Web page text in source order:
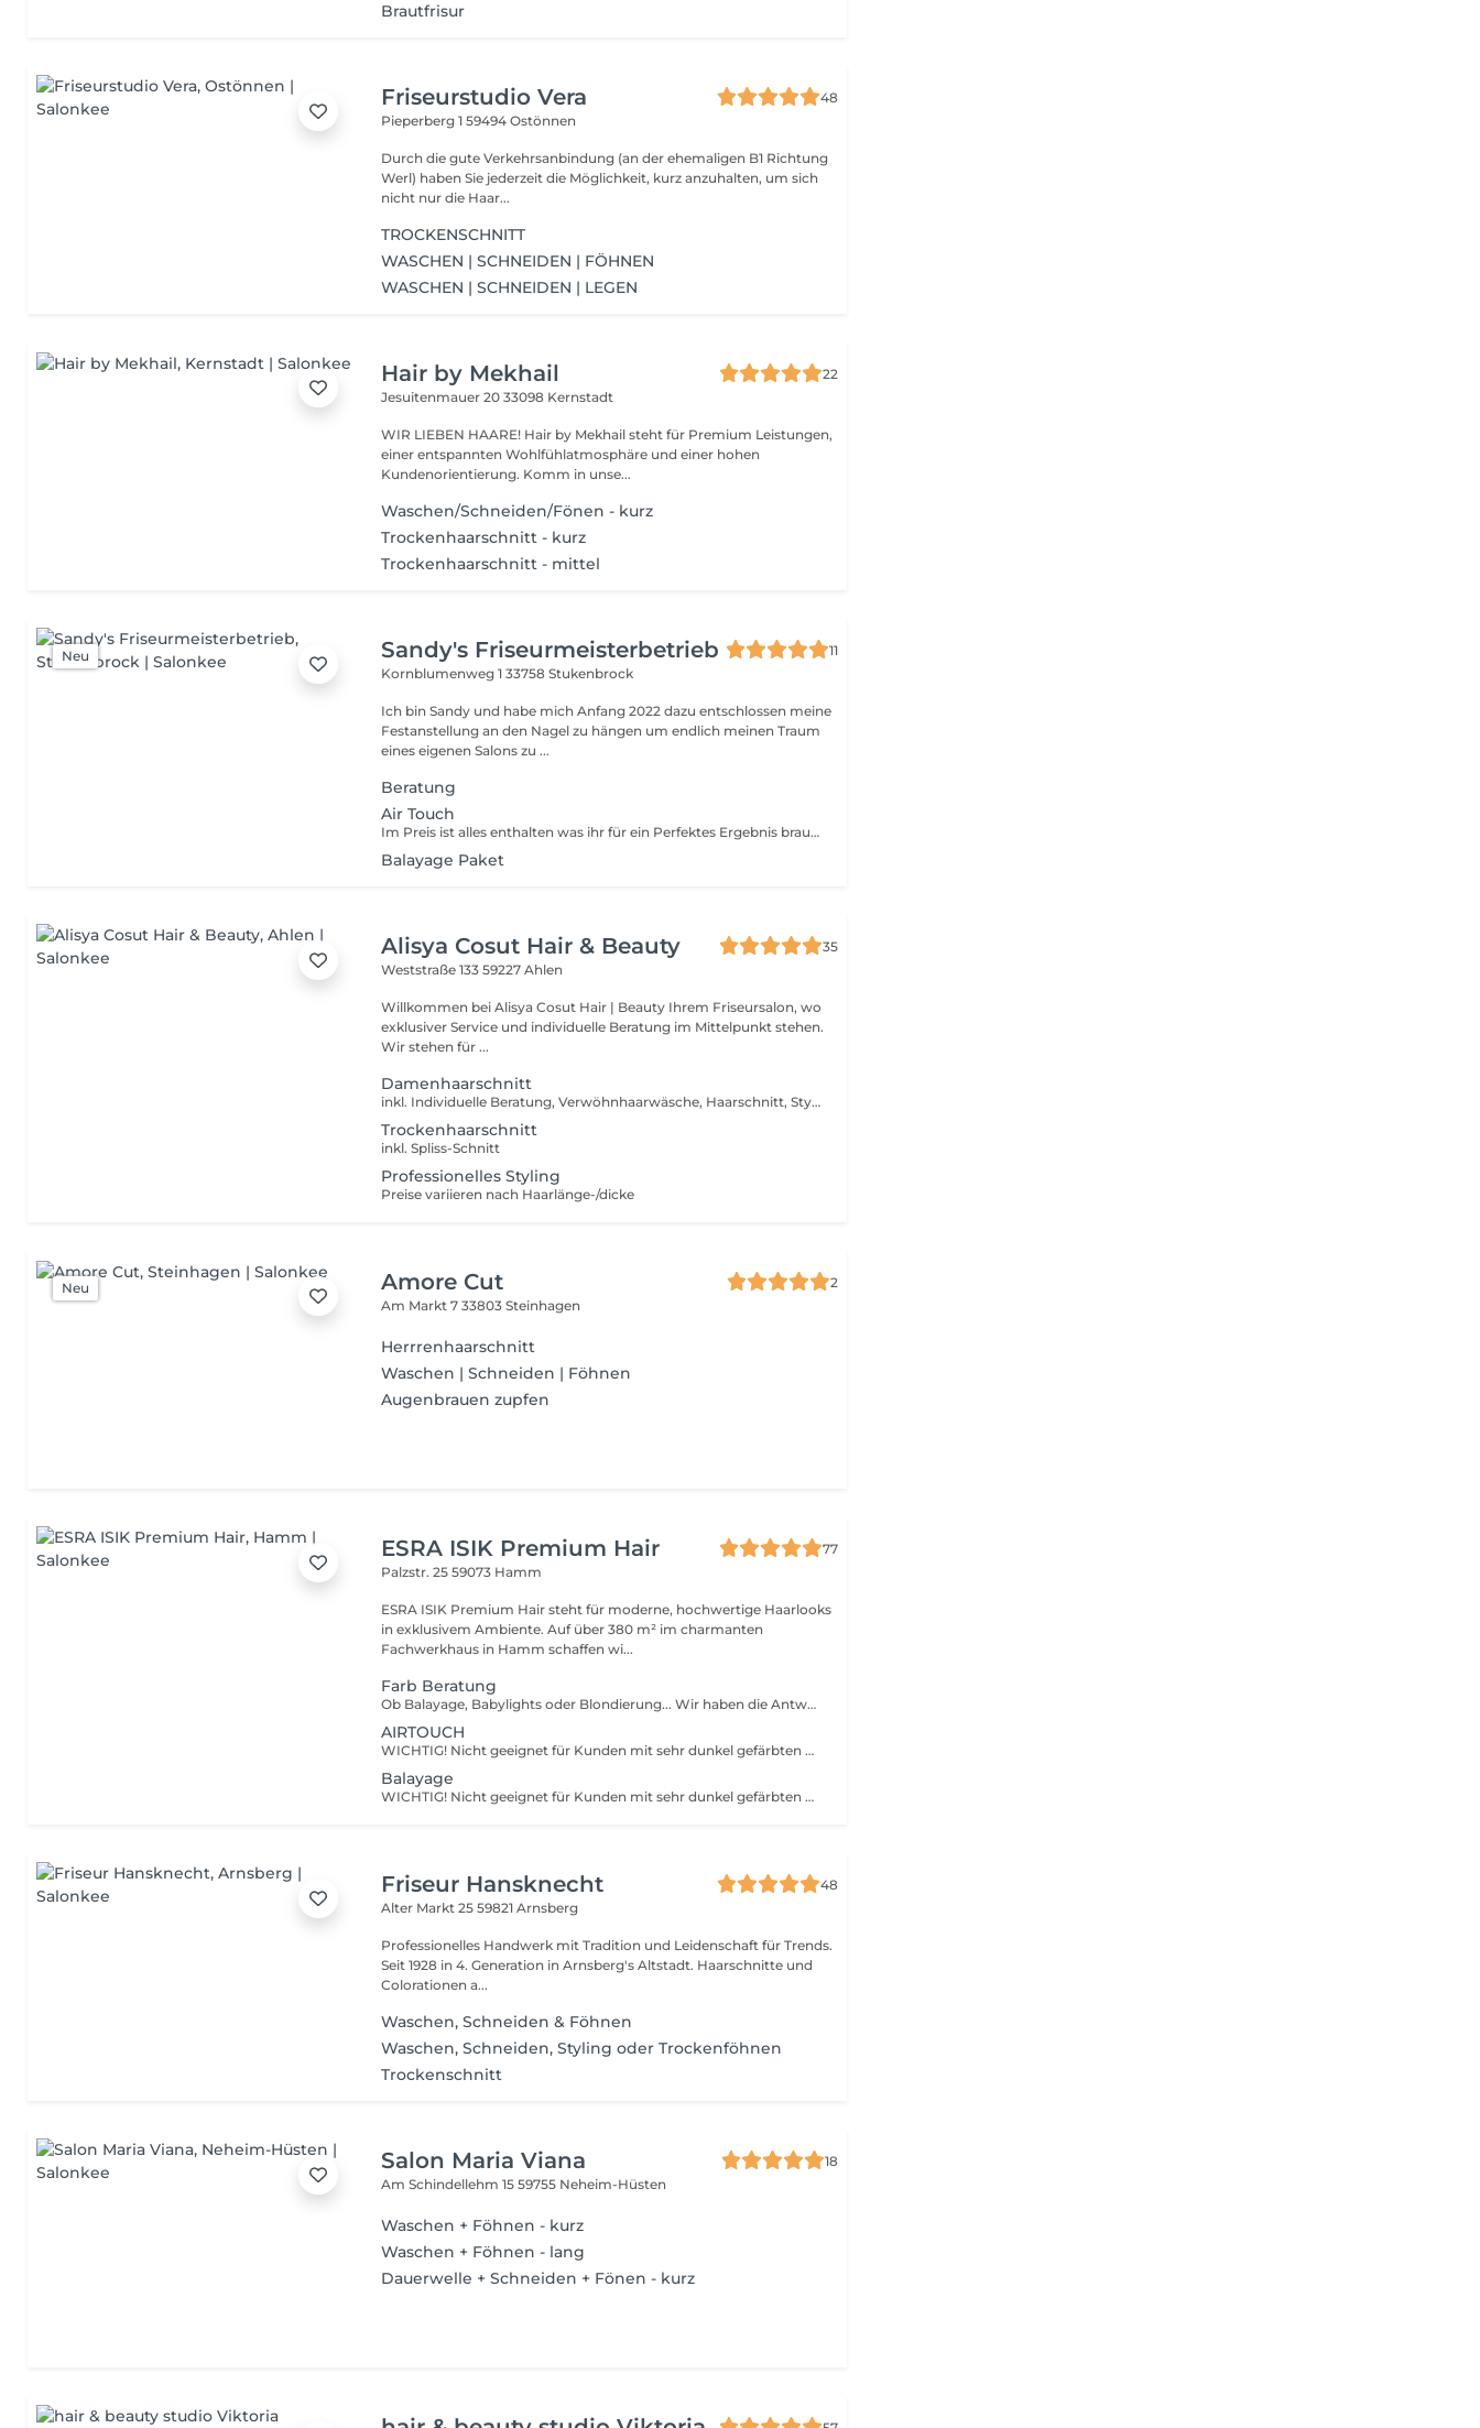
Brautfrisur
Friseurstudio Vera
48
Pieperberg 159494 Ostönnen
Durch die gute Verkehrsanbindung (an der ehemaligen B1 Richtung
Werl) haben Sie jederzeit die Möglichkeit, kurz anzuhalten, um sich
nicht nur die Haar...
TROCKENSCHNITT
WASCHEN | SCHNEIDEN | FÖHNEN
WASCHEN | SCHNEIDEN | LEGEN
Hair by Mekhail
22
Jesuitenmauer 2033098 Kernstadt
WIR LIEBEN HAARE! Hair by Mekhail steht für Premium Leistungen,
einer entspannten Wohlfühlatmosphäre und einer hohen
Kundenorientierung. Komm in unse...
Waschen/Schneiden/Fönen - kurz
Trockenhaarschnitt - kurz
Trockenhaarschnitt - mittel
Neu Sandy's Friseurmeisterbetrieb
11
Kornblumenweg 133758 Stukenbrock
Ich bin Sandy und habe mich Anfang 2022 dazu entschlossen meine
Festanstellung an den Nagel zu hängen um endlich meinen Traum
eines eigenen Salons zu ...
Beratung
Air Touch
Im Preis ist alles enthalten was ihr für ein Perfektes Ergebnis braucht. Inklusive Schneiden und Styling. Preis kann nach Aufwand variieren
Balayage Paket
Alisya Cosut Hair & Beauty
35
Weststraße 13359227 Ahlen
Willkommen bei Alisya Cosut Hair | Beauty Ihrem Friseursalon, wo
exklusiver Service und individuelle Beratung im Mittelpunkt stehen.
Wir stehen für ...
Damenhaarschnitt
inkl. Individuelle Beratung, Verwöhnhaarwäsche, Haarschnitt, Styling
Trockenhaarschnitt
inkl. Spliss-Schnitt
Professionelles Styling
Preise variieren nach Haarlänge-/dicke
Neu Amore Cut
2
Am Markt 733803 Steinhagen
Herrrenhaarschnitt
Waschen | Schneiden | Föhnen
Augenbrauen zupfen
ESRA ISIK Premium Hair
77
Palzstr. 2559073 Hamm
ESRA ISIK Premium Hair steht für moderne, hochwertige Haarlooks
in exklusivem Ambiente. Auf über 380 m² im charmanten
Fachwerkhaus in Hamm schaffen wi...
Farb Beratung
Ob Balayage, Babylights oder Blondierung... Wir haben die Antwort und beraten dich typgerecht und individuell. Vor allem dunkle Naturtöne und dunkel gefärbte Haare benötigen vorab eine Beratung, um das für dich beste Ergebnis zu erzielen. Inkl. Teststrähne
AIRTOUCH
WICHTIG! Nicht geeignet für Kunden mit sehr dunkel gefärbten Haaren! Bitte vorher eine Beratung buchen. Airtouch ist eine exklusive Blondierungstechnik, bei der mit Föhnluft feinste Abteilungen herausgelöst werden, sodass nur die stabilen Haare blondiert werden. Das sorgt für extrem weiche, natürliche Übergänge und ein besonders gesundes, haltbares Ergebnis. Ideal für anspruchsvolle, luxuriöse Blondlooks.
Balayage
WICHTIG! Nicht geeignet für Kunden mit sehr dunkel gefärbten Haaren oder mit einer ungleichmäßigen, strapazierten Basis! Bitte vorher eine Beratung buchen. Balayage sorgt für weiche Übergänge, lange Haltbarkeit und individuell anpassbare Looks von natürlich bis intensiv. Welche Technik am besten zu dir passt, besprechen wir beim Termin. Neu von Ansatz bis Spitze: Für alle, die noch kein Balayage haben. Hochziehen Oberkopf: Ideal bei 4 bis 6 Monaten Ansatz. Hochziehen Ganzerkopf: Perfekt ab 6 Monaten herausgewachsenem Ansatz.
Friseur Hansknecht
48
Alter Markt 2559821 Arnsberg
Professionelles Handwerk mit Tradition und Leidenschaft für Trends.
Seit 1928 in 4. Generation in Arnsberg's Altstadt. Haarschnitte und
Colorationen a...
Waschen, Schneiden & Föhnen
Waschen, Schneiden, Styling oder Trockenföhnen
Trockenschnitt
Salon Maria Viana
18
Am Schindellehm 1559755 Neheim-Hüsten
Waschen + Föhnen - kurz
Waschen + Föhnen - lang
Dauerwelle + Schneiden + Fönen - kurz